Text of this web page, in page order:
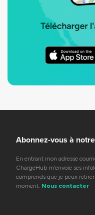
Abonnez-vous à
En entrant mon adresse
ChargeHub m’envoie ses
comprends que je peux
moment. Nous contacter